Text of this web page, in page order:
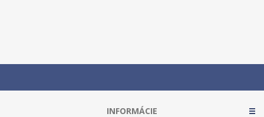
INFORMÁCIE